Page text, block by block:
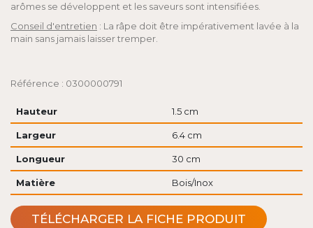
arômes se développent et les saveurs sont intensifiées.
Conseil d'entretien : La râpe doit être impérativement lavée à la
main sans jamais laisser tremper.
Référence : 0300000791
Hauteur 1.5 cm
Largeur 6.4 cm
Longueur 30 cm
Matière Bois/Inox
TÉLÉCHARGER LA FICHE PRODUIT